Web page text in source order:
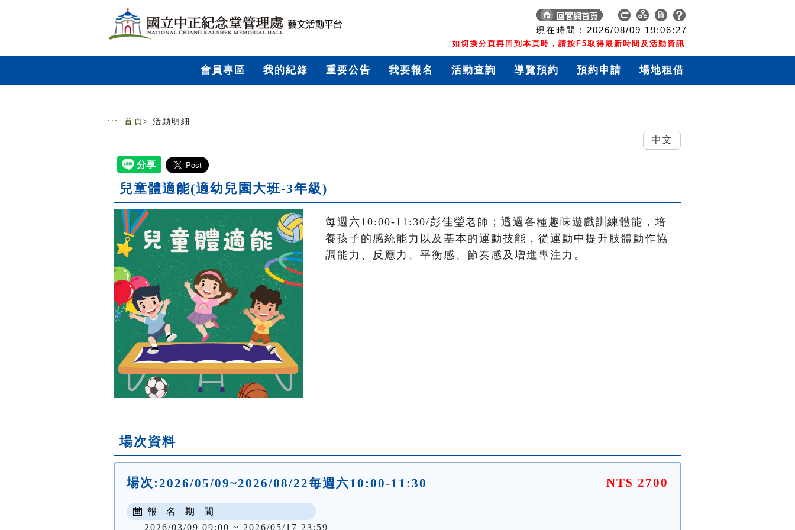
現在時間 : 2026/08/09 19:06:28
如切換分頁再回到本頁時，請按F5取得最新時間及活動資訊
會員專區 我的紀錄 重要公告 我要報名 活動查詢 導覽預約 預約申請 場地租借
::: 首頁 > 活動明細
兒童體適能(適幼兒園大班-3年級)
每週六10:00-11:30/彭佳瑩老師；透過各種趣味遊戲訓練體能，培
養孩子的感統能力以及基本的運動技能，從運動中提升肢體動作協
調能力、反應力、平衡感、節奏感及增進專注力。
場次資料
場次:2026/05/09~2026/08/22每週六10:00-11:30 NT$ 2700
報 名 期 間
2026/03/09 09:00 ~ 2026/05/17 23:59